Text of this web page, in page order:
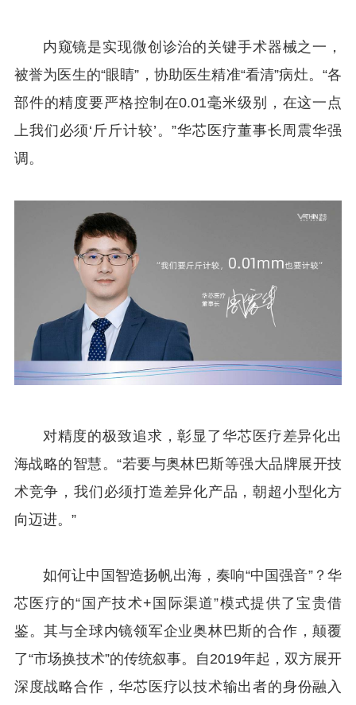
内窥镜是实现微创诊治的关键手术器械之一，
被誉为医生的“眼睛”，协助医生精准“看清”病灶。“各
部件的精度要严格控制在0.01毫米级别，在这一点
上我们必须‘斤斤计较’。”华芯医疗董事长周震华强
调。
对精度的极致追求，彰显了华芯医疗差异化出
海战略的智慧。“若要与奥林巴斯等强大品牌展开技
术竞争，我们必须打造差异化产品，朝超小型化方
向迈进。”
如何让中国智造扬帆出海，奏响“中国强音”？华
芯医疗的“国产技术+国际渠道”模式提供了宝贵借
鉴。其与全球内镜领军企业奥林巴斯的合作，颠覆
了“市场换技术”的传统叙事。自2019年起，双方展开
深度战略合作，华芯医疗以技术输出者的身份融入